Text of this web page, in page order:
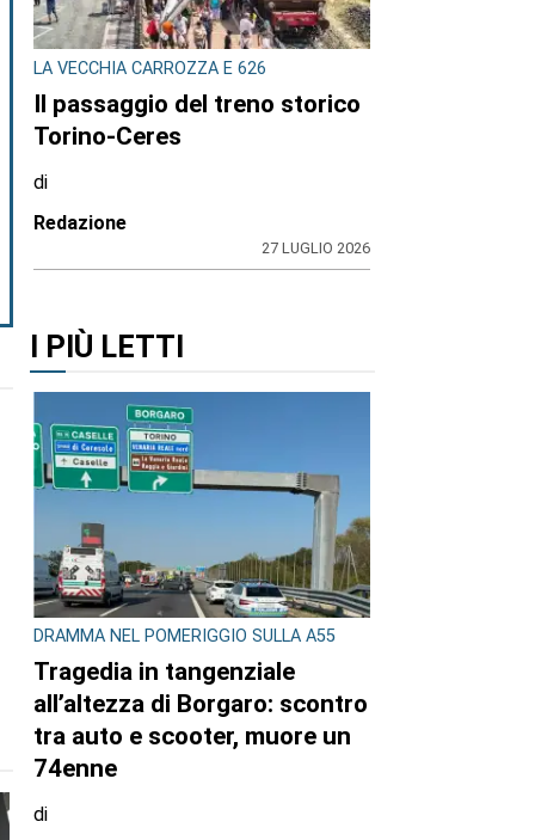
LA VECCHIA CARROZZA E 626
Il passaggio del treno storico
Torino-Ceres
di
Redazione
27 LUGLIO 2026
I PIÙ LETTI
DRAMMA NEL POMERIGGIO SULLA A55
Tragedia in tangenziale
all’altezza di Borgaro: scontro
tra auto e scooter, muore un
74enne
di